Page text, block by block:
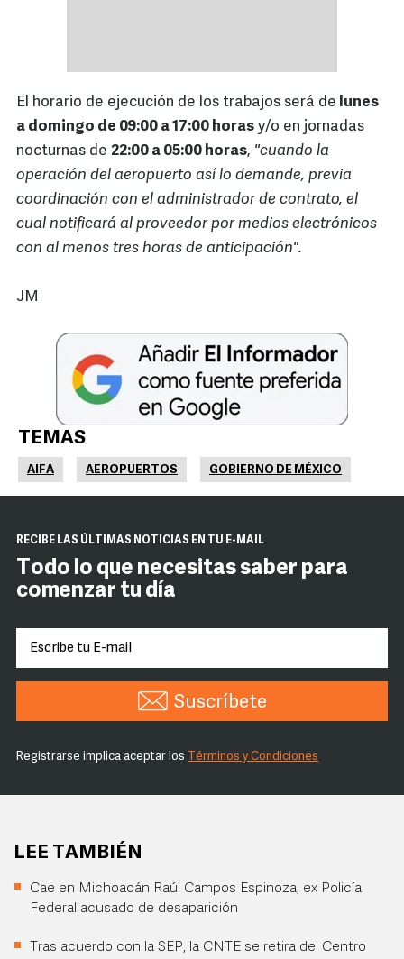
El horario de ejecución de los trabajos será de lunes
a domingo de 09:00 a 17:00 horas y/o en jornadas
nocturnas de 22:00 a 05:00 horas, "cuando la
operación del aeropuerto así lo demande, previa
coordinación con el administrador de contrato, el
cual notificará al proveedor por medios electrónicos
con al menos tres horas de anticipación".
JM
TEMAS
AIFA AEROPUERTOS GOBIERNO DE MÉXICO
RECIBE LAS ÚLTIMAS NOTICIAS EN TU E-MAIL
Todo lo que necesitas saber para
comenzar tu día
Suscríbete
Registrarse implica aceptar los Términos y Condiciones
LEE TAMBIÉN
Cae en Michoacán Raúl Campos Espinoza, ex Policía
Federal acusado de desaparición
Tras acuerdo con la SEP, la CNTE se retira del Centro